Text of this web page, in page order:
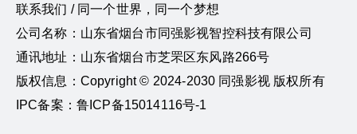
联系我们 / 同一个世界，同一个梦想
公司名称：山东省烟台市同强影视智控科技有限公司
通讯地址：山东省烟台市芝罘区东风路266号
版权信息：Copyright © 2024-2030 同强影视 版权所有
IPC备案：鲁ICP备15014116号-1